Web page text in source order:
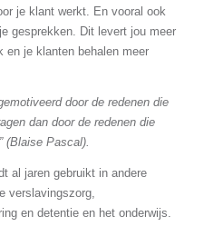
je klant werkt. En vooral ook
gesprekken. Dit levert jou meer
en je klanten behalen meer
door de redenen die
dan door de redenen die
(Blaise Pascal).
al jaren gebruikt in andere
verslavingszorg,
en detentie en het onderwijs.